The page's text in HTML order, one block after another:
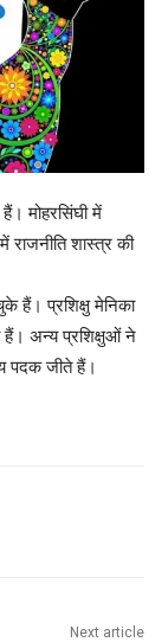
मोहरसिंघी में
राजनीति शास्त्र की
प्रशिक्षु मेनिका
हैं। अन्य प्रशिक्षुओं ने
पदक जीते हैं।
Next article